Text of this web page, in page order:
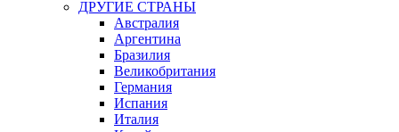
ДРУГИЕ СТРАНЫ
Австралия
Аргентина
Бразилия
Великобритания
Германия
Испания
Италия